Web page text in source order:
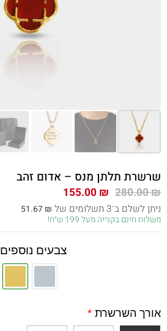
שרשרת תלתן מנס – אדום זהב
280.00₪ המחיר
המקורי
היה:
280.00 ₪.
155.00₪ המחיר
הנוכחי
הוא:
155.00 ₪.
ניתן לשלם ב־3 תשלומים של 51.67₪
משלוח חינם בקנייה מעל 199 ש״ח!
צבעים נוספים :
אורך השרשרת*